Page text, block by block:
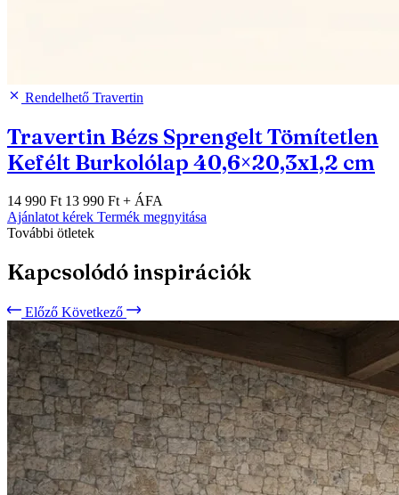
Rendelhető Travertin
Travertin Bézs Sprengelt Tömítetlen
Kefélt Burkolólap 40,6×20,3x1,2 cm
14 990 Ft 13 990 Ft + ÁFA
Ajánlatot kérek Termék megnyitása
További ötletek
Kapcsolódó inspirációk
Előző Következő